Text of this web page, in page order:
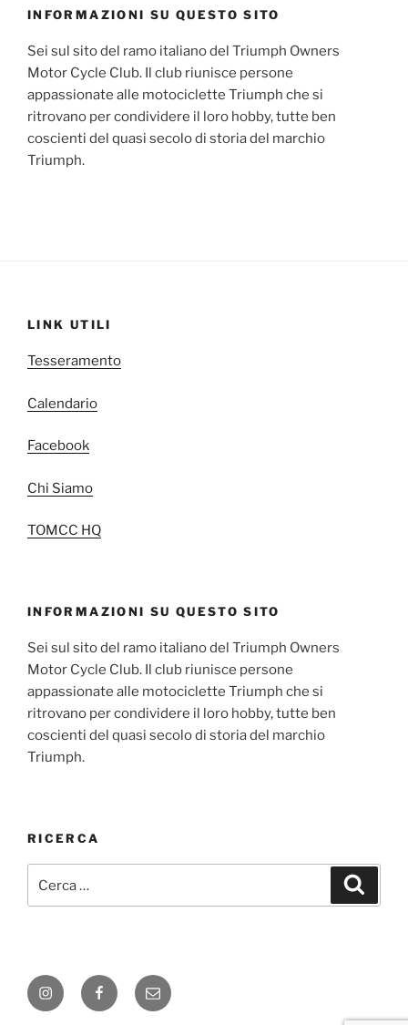
INFORMAZIONI SU QUESTO SITO
Sei sul sito del ramo italiano del Triumph Owners
Motor Cycle Club. Il club riunisce persone
appassionate alle motociclette Triumph che si
ritrovano per condividere il loro hobby, tutte ben
coscienti del quasi secolo di storia del marchio
Triumph.
LINK UTILI
Tesseramento
Calendario
Facebook
Chi Siamo
TOMCC HQ
INFORMAZIONI SU QUESTO SITO
Sei sul sito del ramo italiano del Triumph Owners
Motor Cycle Club. Il club riunisce persone
appassionate alle motociclette Triumph che si
ritrovano per condividere il loro hobby, tutte ben
coscienti del quasi secolo di storia del marchio
Triumph.
RICERCA
InstagramFacebook
E-
mail